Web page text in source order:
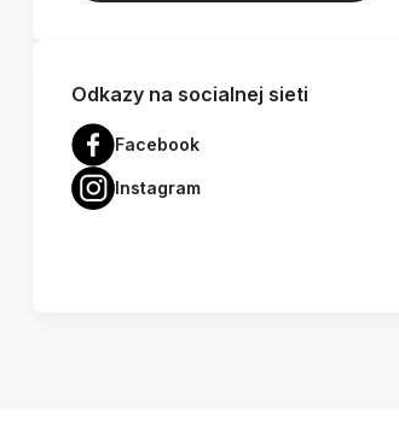
Odkazy na socialnej sieti
Facebook
Instagram